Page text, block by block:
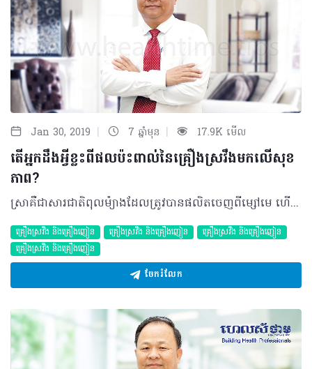
Jan 30, 2019 | 7 ឆ្នាំមុន | 17.9K មើល
តើអ្នកដឹងអ្វីខ្លះពីផលប៉ះពាល់នៃគ្រឿងស្រវឹងមកលើសុខ
ភាព?
ស្រាគឺជាសារជាតិពុលម៉្យាងដែលត្រូវបានផលិតចេញពីម្សៅមេ ហើយត្រូវបានគេប្រើប្រាស់យ៉ាងទូលំទូលាយ ព្រោះវាជាសារជាតិដែលមានឥទ្ធិពលដល់ចិត្តសាស្ត្រ និងធ្វើឲ្យមានការផ្លាស់ប្តូរផ្នែកអារម្មណ៍ដល់អ្នកប្រើប្រាស់ទៀតផង។ ជាញឹកញាប់ គេតែងមានការភ័ន្តច្រទ្បំថា សុរាជាសារជាតិដែលនាំឲ្យមានការភ្ញោច តែតាមពិតទៅសកម្មភាពទាំងនេះអាចកើតមាននៅពេលពួកគេពិសាវាក្នុងបរិមាណតិចប៉ុណ្ណោះ ដែលឥទ្ធិពលទាំងនោះមានដូចជា កាត់បន្ថយភាពតានតឹង ធ្វើឲ្យអារម្មណ៍ស្រាកស្រាន្ត និងសប្បាយរីករាយ។ ហេតុផលទាំងនេះហើយដែលនាំឲ្យមនុស្សភាគច្រើនពិសាសុរាជាលក្ខណៈទូទៅក្នុងឱកាសណាមួយម្តងម្កាល។ ផ្ទុយមកវិញ សុរាគឺជាសារជាតិមួយនាំឲ្យមានការចុះខ្សោយដល់មជ្ឈមណ្ឌលប្រព័ន្ធប្រសាទកណ្តាល ដែលឥទ្ធិពលទាំងនោះស្ទើរតែទាំងអស់ប៉ះពាល់ទៅលើកោសិកា និងប្រព័ន្ធប្រសាទទាំងមូល នៅពេលដែលគេបង្កើនកំហាប់សុរាទៅក្នុងសរីរាង្គ។ ជាលទ្ធផល វានឹងនាំឲ្យមានការបញ្ឈប់មុខងារខួរក្បាលមួយចំនួនដូចជា ការថយចុះនៃចលនាញាណថយចុះនៃការវិនិច្ឆ័យរហ័ស ធ្លាក់ចុះនៃភាពមានលំនឹង លំបាកជាងពេលមុន និងរំញោចយឺតៗ។ ជាទូទៅ សុរាមានឈ្មោះផ្សេងៗគ្នាទៅតាមតំបន់ និងប្រទេសនីមួយៗ ដែលក្នុងនោះមានដូចជាទឹកត្នោតជូរ ស្រាបៀរ ស្រាក្រហម ស្រាវីស្គី ម៉ាទីនី ជាដើម។ ការស្រូប ការបញ្ចេញ និងការបំប្លែងសុរានៅក្នុងសរីរាង្គ • សុរាត្រូវបានស្រូបចូលយ៉ាងលឿនទៅក្នុងចរន្តឈាម តាមរយៈក្រពះ ២០% និងពោះវៀន ៨០% • បន្ទាប់មកវានឹងអាចជ្រៀតចូលទៅដល់ខួរក្បាលក្នុងរយៈពេល ៥នាទីក្រោយ • វានឹងត្រូវបានរងមេតាបូលីសនៅត្រង់ថ្លើមពី៩០ទៅ ៩៥% រួចត្រូវបានបញ្ចេញចោលវិញតាមរយៈទឹកនោម ញើស និងដង្ហើម។ មាត្រដ្ឋានសម្រាប់ការផឹក ការប្រើមាត្រដ្ឋានសម្រាប់ផឹកត្រូវបានគេតាក់តែងទ្បើងដើម្បីជួយដល់អ្នកពិសាសុរាឲ្យចេះតាមដាននូវបរិមាណសុរាដែលគាត់នឹងត្រូវពិសា ហើយក៏ជាមាត្រដ្ឋានសម្រាប់ធ្វើលំហាត់ក្នុងការកាត់បន្ថយនូវបរិមាណសុរាដែលពួកគេពិសាលើសលប់កន្លងមក។ ប្រភេទសុរាមានច្រើនផ្សេងៗគ្នា ដូច្នេះ កម្រិតនៃកំហាប់សុរាសុទ្ធមានផ្សេងៗគ្នាដែរ៖ • កម្រិតមាត្រដ្ឋានដែលត្រូវផឹកមានប្រហែល ១៤ក្រាមនៃជាតិសុរាសុទ្ធខាងក្រោមនេះគឺជាបរិមាណសុរាដែលមានសមភាពទៅនឹងកម្រិតស្តង់ដា - មួយដប ឬមួយកំប៉ុងបៀរ = ៣៥០ ម.ល (៥%) - ស្រាក្រហម = ១៥០ ម.ល (១២%) - ស្រាខ្លាំង = ៤០ម.ល (៤៥%) - ទឹកត្នោតជូរ = ៣០០ ម.ល (៣%)។ ផលប៉ះពាល់សុរាមកលើសុខភាពរយៈពេលខ្លី • ពិសាក្នុងកម្រិតតិចនាំឲ្យមានការសម្រាក សប្បាយ និយាយច្រើន កើនឡើងនូវសកម្មភាព និងថយចុះនូវការទប់ចិត្ត។ • ពិសាក្នុងកម្រិតខ្ពស់នាំឲ្យមានការថយចុះនូវការសម្របសម្រួលក្នុងការគ្រប់គ្រងចលនារាងកាយ និងសាច់ដុំ បាត់បង់លំនឹង រំញោច កាត់បន្ថយសមត្ថភាពដោះស្រាយ កាត់បន្ថយប្រតិកម្មឆ្លើយតប និយាយត្រដិត ថយចុះការផ្ចង់អារម្មណ៍ បាត់បង់ភាពម្ចាស់ការ បាត់បង់សតិ បាត់បង់នូវភាពមានសីលធម៌ បាត់បង់ការចងចាំរយៈពេលខ្លី ងងុយដេក ស្រវាំងភ្នែក ធ្លាក់ទឹកចិត្ត បង្កើនអាកប្បកិរិយា គ្រោះថ្នាក់ កាចឃោរឃៅ ធីងធោង ចង្អោរ ក្អួត ឈឺពោះវៀន សន្លប់ ឬរហូតដល់ស្លាប់។ ផលប៉ះពាល់សុរាមកលើសុខភាពក្នុងរយៈពេលវែង • ចុះខ្សោយសមត្ថភាពផ្លូវភេទ មានបញ្ហាផ្ចង់អារម្មណ៍ និងការចងចាំ • ធ្លាក់ទឹកចិត្ត ថប់បារម្ភ • មានបញ្ហាគ្រួសារ និងការទំនាក់ទំនង • ថយចុះការយកចិត្តទុកដាក់បំពេញកិច្ចការ • មានបញ្ហាផ្នែកច្បាប់ និងសេដ្ឋកិច្ច • ខូចខាតដល់សរីរៈមួយចំនួនជាបណ្តោះអាសន្ន និងអាចជារៀងរហូត • ខូចខួរក្បាលនាំឲ្យមានការផ្លាស់ប្តូរអាកប្បកិរិយា និងអារម្មណ៍ • តម្រូវការកម្រិតថ្នាំកាន់តែច្រើនដើម្បីទទួលបាននូវប្រសិទ្ធភាពដែលខ្លួនចង់បាន • ញៀន “សម្អាងដោយមានចំណង់ប្រើខ្លាំង” មានបញ្ហាសុខភាព និងសង្គម ខកខានការបំពេញតួនាទីជាទម្លាប់ ពិបាកកាត់បន្ថយការទទួលទានសុរា។ ជំងឺទាំងឡាយដែលកើតចេញពីការពិសាសុរាច្រើនក្នុងរយៈពេលយូរ • ការពិសាសុរាច្រើន និងរយៈពេលវែងអាចឲ្យមានជំងឺថ្លើមបីប្រភេទគឺ ខ្លាញ់រុំថ្លើម (Fatty liver) រលាកថ្លើម (១០ ទៅ ៣៥%) និងក្រិនថ្លើម (១០ ទៅ២០%) • ជំងឺទាក់ទងនឹងបេះដូង និងសរសៃឈាមមួយចំនួន • ជំងឺទាក់ទងនឹងប្រដាប់រំលាយអាហារ ដែលមានជំងឺរលាកក្រពះ ដំបៅក្រពះ រលាកពោះវៀនធំ រលាកបំពង់អាហារ រលាកលំពែងជាដើម • ជំងឺខួរក្បាលដែលមានទំនាក់ទំនងនឹងបញ្ហាថ្លើមអាចជាមូលហេតុនាំឲ្យមានបម្រែបម្រួលការគេង បម្រែបម្រួលអារម្មណ៍ បម្រែបម្រួលអាកប្បកិរិយា ជំងឺថប់បារម្ភ ជំងឺធ្លាក់ទឹកចិត្ត ប៉ះពាល់លើញាណធ្ងន់ធ្ងរ ការប្រុងប្រយ័ត្នមានរយៈពេលខ្លី បញ្ហាលើលំនឹង ករណីធ្ងន់ធ្ងរនាំឲ្យសន្លប់ ខ្លះអាចឲ្យស្លាប់ • បាត់បង់សារជាតិ Thiamine (វីតាមីន B1) ជាសារជាតិចម្បងសម្រាប់ទ្រទ្រង់គ្រប់ពពួកជាលិការាប់បញ្ចូលទាំងជាលិកាខួរក្បាល • ការថយចុះនូវសម្រូបសារជាតិបំប៉ន វីតាមីន​​​​ និងសារជាតិរ៉ែមួយចំនួនទៀត។ រហូតដល់ទៅ ៨០% នៃអ្នកពិសាសុរាក្នុងរយៈពេលខ្លីមួយនៃជីវិតរបស់គាត់ និងក្នុងស្ថានភាពធ្ងន់ធ្ងរ គាត់នឹងអាចកើតមានជំងឺមួយឈ្មោះថា Wernicke’s encephalopathy តែបើក្នុងរយៈពេលវែង និងក្នុងស្ថានភាពទ្រុឌទ្រោមខ្លាំង អ្នកជំងឺនឹងអាចកើតជាជំងឺមួយឈ្មោះផ្សេងទៀតគឺ Korsakoff’s psychosis។ គួរបញ្ជាក់ផងដែរថា ប្រមាណជា ៨០ ទៅ ៩០% នៃអ្នកមានជំងឺ Wernicke’s encephalopathy នឹងអាចវិវឌ្ឍទៅជាមានជំងឺ Korsakoff’s psychosis។ គួរបន្ថែមថា ស្រ្តី ស្រ្តីមានផ្ទៃពោះ កុមារ និងទារក អាចរងគ្រោះថ្នាក់ដែលបណ្តាលមកពីសុរាច្រើនជាង និងធ្ងន់ធ្ងរជាងបុរស។ ហេតុនេះហើយទើប អ្នកវេជ្ជសាស្រ្តក្នុងលោកជាច្រើននាពេលថ្មីៗនេះបានអះអាងថា ការពិសាសុរាក្នុងពេលមានគភ៌ត្រូវតែចៀសវាងជាដាច់ខាត ព្រោះវានឹងអាចបង្កឲ្យគ្រោះថ្នាក់ដល់ទារក ថ្វីបើពិសាក្នុងកម្រិតតិចតួចក៏ដោយ។ បកស្រាយដោយ៖ វេជ្ជបណ្ឌិត ឡាក់ ឡេង នាយករងនៃមជ្ឈមណ្ឌលជាតិលើកកម្ពស់សុខភាព ©2019 រក្សាសិទ្ធិគ្រប់យ៉ាង​ដោយ Healthtime Corporation ចំពោះគ្រប់អត្ថបទដោយគ្មានផ្នែកណាមួយត្រូវបោះពុម្ពផ្សាយចូល ប្រព័ន្ធអ៊ីនធឺណែតឧបករណ៍អេឡិចត្រូនិកអាត់ជាសំឡេងឬថតចំលងគ្រប់រូបភាពដោយគ្មានការអនុញ្ញាតឡើយ
គ្រឿងស្រវឹង​ និងគ្រឿងញៀន គ្រឿងស្រវឹង​ និងគ្រឿងញៀន
គ្រឿងស្រវឹង​ និងគ្រឿងញៀន
គ្រឿងស្រវឹង​ និងគ្រឿងញៀន
ចែករំលែក